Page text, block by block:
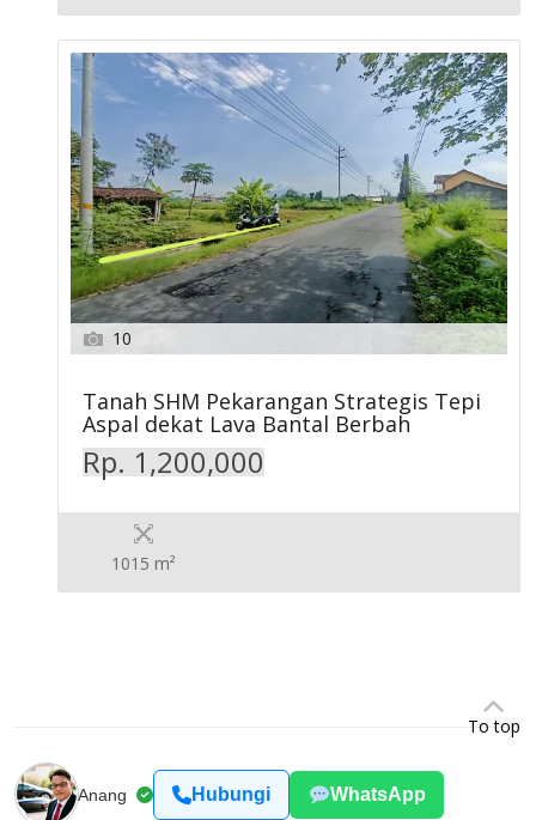
10
Tanah SHM Pekarangan Strategis Tepi
Aspal dekat Lava Bantal Berbah
Rp. 1,200,000
1015 m²
To top
Anang Hubungi WhatsApp